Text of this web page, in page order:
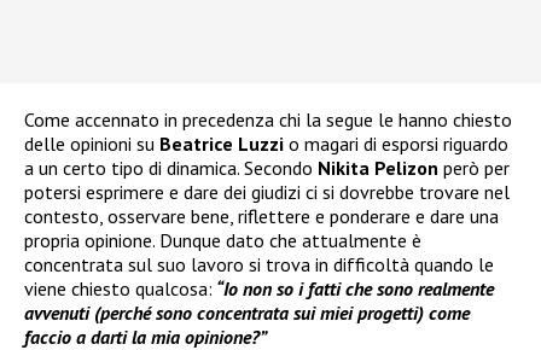
Come accennato in precedenza chi la segue le hanno chiesto
delle opinioni su Beatrice Luzzi o magari di esporsi riguardo
a un certo tipo di dinamica. Secondo Nikita Pelizon però per
potersi esprimere e dare dei giudizi ci si dovrebbe trovare nel
contesto, osservare bene, riflettere e ponderare e dare una
propria opinione. Dunque dato che attualmente è
concentrata sul suo lavoro si trova in difficoltà quando le
viene chiesto qualcosa: “Io non so i fatti che sono realmente
avvenuti (perché sono concentrata sui miei progetti) come
faccio a darti la mia opinione?”